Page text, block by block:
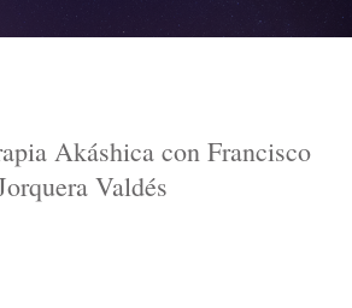
Akáshica con Francisco
Valdés